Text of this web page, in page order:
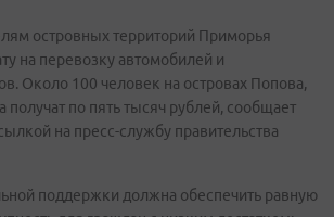
островных территорий Приморья
на перевозку автомобилей и
Около 100 человек на островах Попова,
получат по пять тысяч рублей, сообщает
на пресс-службу правительства
поддержки должна обеспечить равную